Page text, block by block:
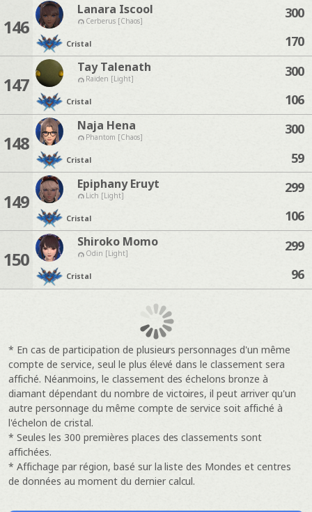
146
Lanara Iscool
Cerberus [Chaos]
Cristal
300
170
147
Tay Talenath
Raiden [Light]
Cristal
300
106
148
Naja Hena
Phantom [Chaos]
Cristal
300
59
149
Epiphany Eruyt
Lich [Light]
Cristal
299
106
150
Shiroko Momo
Odin [Light]
Cristal
299
96
* En cas de participation de plusieurs personnages d'un même
compte de service, seul le plus élevé dans le classement sera
affiché. Néanmoins, le classement des échelons bronze à
diamant dépendant du nombre de victoires, il peut arriver qu'un
autre personnage du même compte de service soit affiché à
l'échelon de cristal.
* Seules les 300 premières places des classements sont
affichées.
* Affichage par région, basé sur la liste des Mondes et centres
de données au moment du dernier calcul.